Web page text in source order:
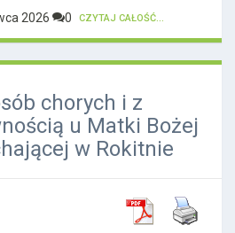
2026 0 CZYTAJ CAŁOŚĆ...
chorych i z
u Matki Bożej
w Rokitnie